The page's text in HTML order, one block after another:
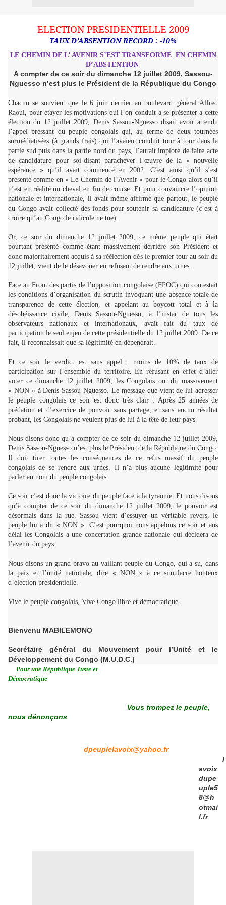
ELECTION PRESIDENTIELLE 2009
TAUX D’ABSENTION RECORD : -10%
LE CHEMIN DE L’ AVENIR S’EST TRANSFORME EN CHEMIN
D’ABSTENTION
A compter de ce soir du dimanche 12 juillet 2009, Sassou-
Nguesso n’est plus le Président de la République du Congo
Chacun se souvient que le 6 juin dernier au boulevard général Alfred
Raoul, pour étayer les motivations qui l’on conduit à se présenter à cette
élection du 12 juillet 2009, Denis Sassou-Nguesso disait avoir attendu
l’appel pressant du peuple congolais qui, au terme de deux tournées
surmédiatisées (à grands frais) qui l’avaient conduit tour à tour dans la
partie sud puis dans la partie nord du pays, l’aurait imploré de faire acte
de candidature pour soi-disant parachever l’œuvre de la « nouvelle
espérance » qu’il avait commencé en 2002. C’est ainsi qu’il s’est
présenté comme en « Le Chemin de l’Avenir » pour le Congo alors qu’il
n’est en réalité un cheval en fin de course. Et pour convaincre l’opinion
nationale et internationale, il avait même affirmé que partout, le peuple
du Congo avait collecté des fonds pour soutenir sa candidature (c’est à
croire qu’au Congo le ridicule ne tue).
Or, ce soir du dimanche 12 juillet 2009, ce même peuple qui était
pourtant présenté comme étant massivement derrière son Président et
donc majoritairement acquis à sa réélection dès le premier tour au soir du
12 juillet, vient de le désavouer en refusant de rendre aux urnes.
Face au Front des partis de l’opposition congolaise (FPOC) qui contestait
les conditions d’organisation du scrutin invoquant une absence totale de
transparence de cette élection, et appelant au boycott total et à la
désobéissance civile, Denis Sassou-Nguesso, à l’instar de tous les
observateurs nationaux et internationaux, avait fait du taux de
participation le seul enjeu de cette présidentielle du 12 juillet 2009. De ce
fait, il reconnaissait que sa légitimité en dépendrait.
Et ce soir le verdict est sans appel : moins de 10% de taux de
participation sur l’ensemble du territoire. En refusant en effet d’aller
voter ce dimanche 12 juillet 2009, les Congolais ont dit massivement
« NON » à Denis Sassou-Nguesso. Le message que vient de lui adresser
le peuple congolais ce soir est donc très clair : Après 25 années de
prédation et d’exercice de pouvoir sans partage, et sans aucun résultat
probant, les Congolais ne veulent plus de lui à la tête de leur pays.
Nous disons donc qu’à compter de ce soir du dimanche 12 juillet 2009,
Denis Sassou-Nguesso n’est plus le Président de la République du Congo.
Il doit tirer toutes les conséquences de ce refus massif du peuple
congolais de se rendre aux urnes. Il n’a plus aucune légitimité pour
parler au nom du peuple congolais.
Ce soir c’est donc la victoire du peuple face à la tyrannie. Et nous disons
qu’à compter de ce soir du dimanche 12 juillet 2009, le pouvoir est
désormais dans la rue. Sassou vient d’essuyer un véritable revers, le
peuple lui a dit « NON ». C’est pourquoi nous appelons ce soir et ans
délai les Congolais à une concertation grande nationale qui décidera de
l’avenir du pays.
Nous disons un grand bravo au vaillant peuple du Congo, qui a su, dans
la paix et l’unité nationale, dire « NON » à ce simulacre honteux
d’élection présidentielle.
Vive le peuple congolais, Vive Congo libre et démocratique.
Bienvenu MABILEMONO
Secrétaire général du Mouvement pour l’Unité et le
Développement du Congo (M.U.D.C.)
Pour une République Juste et
Démocratique
Vous trompez le peuple,
nous dénonçons
dpeuplelavoix@yahoo.fr
l
avoix
dupe
uple5
8@h
otmai
l.fr